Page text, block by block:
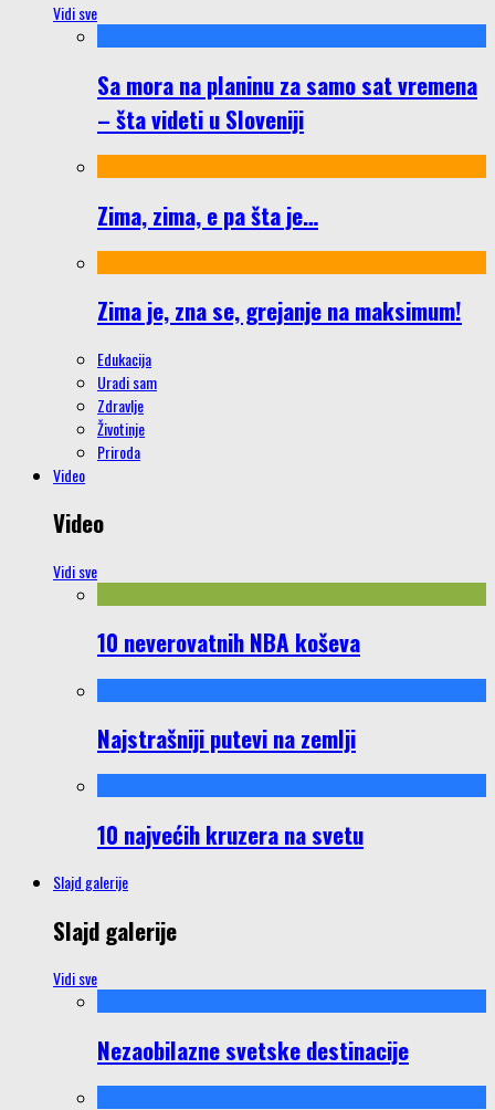
Vidi sve
Sa mora na planinu za samo sat vremena
– šta videti u Sloveniji
Zima, zima, e pa šta je…
Zima je, zna se, grejanje na maksimum!
Edukacija
Uradi sam
Zdravlje
Životinje
Priroda
Video
Video
Vidi sve
10 neverovatnih NBA koševa
Najstrašniji putevi na zemlji
10 najvećih kruzera na svetu
Slajd galerije
Slajd galerije
Vidi sve
Nezaobilazne svetske destinacije